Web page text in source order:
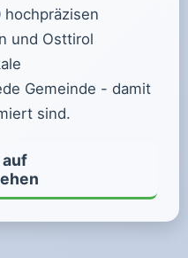
hochpräzisen
und Osttirol
Gemeinde - damit
sind.